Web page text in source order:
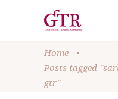
Home
•
Posts tagged
gtr"